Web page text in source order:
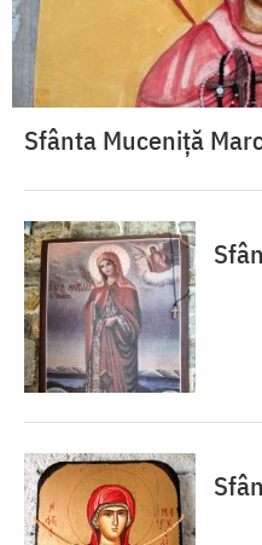
Sfânta Muceniță